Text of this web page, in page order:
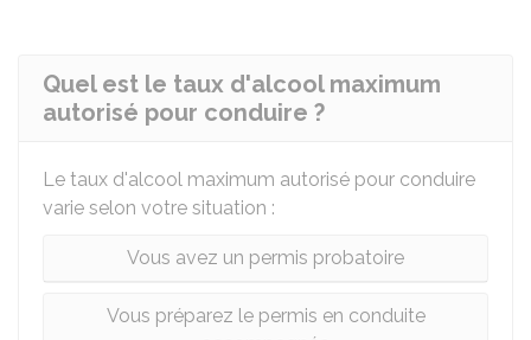
Quel est le taux d'alcool maximum
autorisé pour conduire ?
Le taux d'alcool maximum autorisé pour conduire
varie selon votre situation :
Vous avez un permis probatoire
Vous préparez le permis en conduite